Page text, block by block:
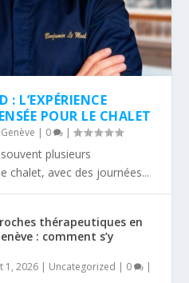
: L’EXPÉRIENCE
POUR LE CHALET
Genève | 0 |
plusieurs
chalet, avec des journées...
thérapeutiques en
: comment s’y
1, 2026 | Uncategorized | 0 |